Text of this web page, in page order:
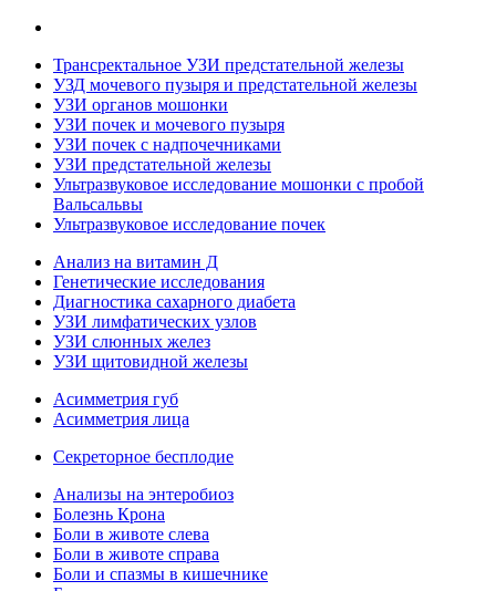
Трансректальное УЗИ предстательной железы
УЗД мочевого пузыря и предстательной железы
УЗИ органов мошонки
УЗИ почек и мочевого пузыря
УЗИ почек с надпочечниками
УЗИ предстательной железы
Ультразвуковое исследование мошонки с пробой
Вальсальвы
Ультразвуковое исследование почек
Анализ на витамин Д
Генетические исследования
Диагностика сахарного диабета
УЗИ лимфатических узлов
УЗИ слюнных желез
УЗИ щитовидной железы
Асимметрия губ
Асимметрия лица
Секреторное бесплодие
Анализы на энтеробиоз
Болезнь Крона
Боли в животе слева
Боли в животе справа
Боли и спазмы в кишечнике